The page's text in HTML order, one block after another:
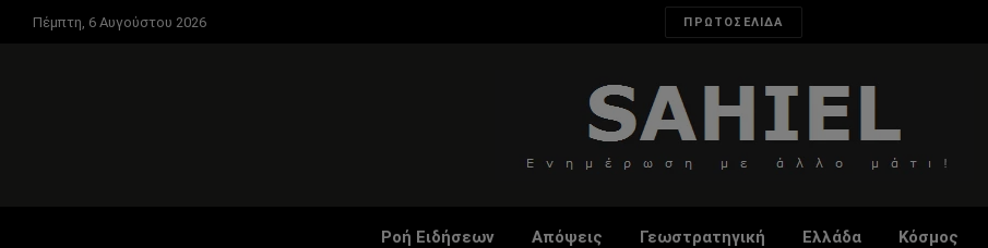
Πέμπτη, 6 Αυγούστου 2026 ΠΡΩΤΟΣΕΛΙΔΑ
Ροή Ειδήσεων Απόψεις Γεωστρατηγική Ελλάδα Κόσμος